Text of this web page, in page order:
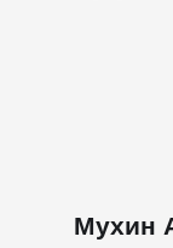
Мухин